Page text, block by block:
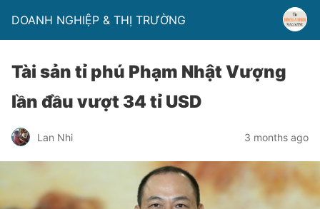
DOANH NGHIỆP & THỊ TRƯỜNG
Tài sản tỉ phú Phạm Nhật Vượng
lần đầu vượt 34 tỉ USD
Lan Nhi 3 months ago